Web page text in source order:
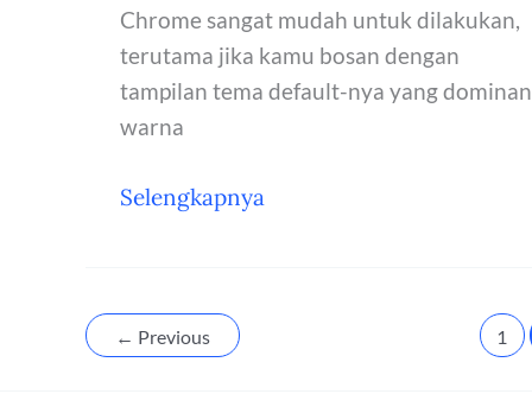
Chrome sangat mudah untuk dilakukan,
terutama jika kamu bosan dengan
tampilan tema default-nya yang dominan
warna
Cara
Chrome
Selengkapnya
← Previous 1